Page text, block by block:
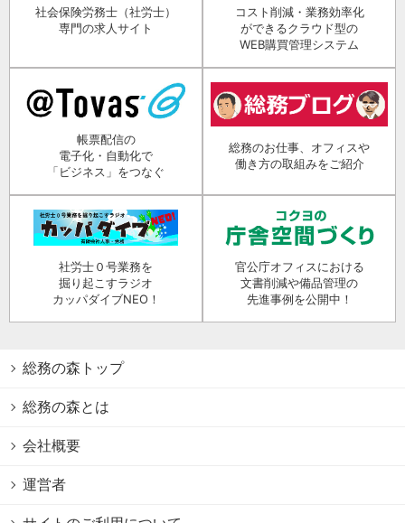
社会保険労務士（社労士）
専門の求人サイト
コスト削減・業務効率化
ができるクラウド型の
WEB購買管理システム
帳票配信の
電子化・自動化で
「ビジネス」をつなぐ
総務のお仕事、オフィスや
働き方の取組みをご紹介
社労士０号業務を
掘り起こすラジオ
カッパダイブNEO！
官公庁オフィスにおける
文書削減や備品管理の
先進事例を公開中！
総務の森トップ
総務の森とは
会社概要
運営者